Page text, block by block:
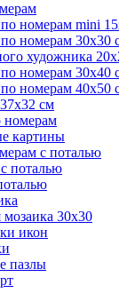
номерам mini
номерам 30x30
художника
номерам 30х40
номерам 40х50
см
картины
с поталью
поталью
30х30
икон
пазлы